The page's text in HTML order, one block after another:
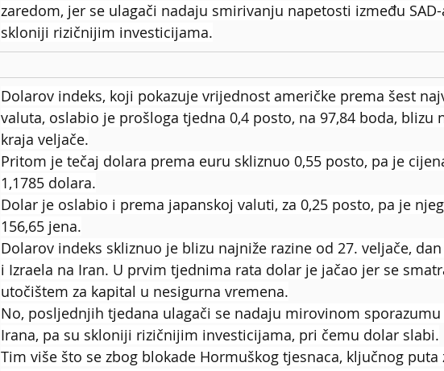
zaredom, jer se ulagači nadaju smirivanju napetosti između
skloniji rizičnijim investicijama.
Dolarov indeks, koji pokazuje vrijednost američke prema šest
valuta, oslabio je prošloga tjedna 0,4 posto, na 97,84 boda, blizu
kraja veljače.
Pritom je tečaj dolara prema euru skliznuo 0,55 posto, pa je
1,1785 dolara.
Dolar je oslabio i prema japanskoj valuti, za 0,25 posto, pa je
156,65 jena.
Dolarov indeks skliznuo je blizu najniže razine od 27. veljače,
i Izraela na Iran. U prvim tjednima rata dolar je jačao jer se
utočištem za kapital u nesigurna vremena.
No, posljednjih tjedana ulagači se nadaju mirovinom sporazumu
Irana, pa su skloniji rizičnijim investicijama, pri čemu dolar slabi.
Tim više što se zbog blokade Hormuškog tjesnaca, ključnog puta